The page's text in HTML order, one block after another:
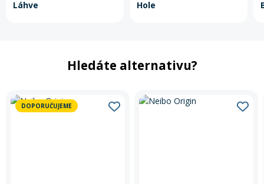
Láhve Hole
Hledáte alternativu?
DOPORUČUJEME